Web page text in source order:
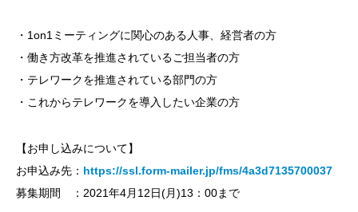
・1on1ミーティングに関心のある人事、経営者の方
・働き方改革を推進されているご担当者の方
・テレワークを推進されている部門の方
・これからテレワークを導入したい企業の方
【お申し込みについて】
お申込み先： https://ssl.form-mailer.jp/fms/4a3d7135700037
募集期間 ：2021年4月12日(月)13：00まで